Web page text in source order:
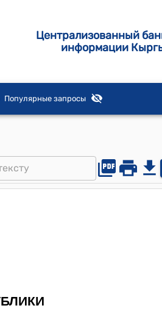
Централизованный
информации
Популярные запросы